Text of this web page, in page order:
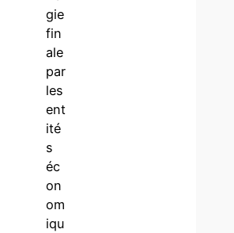
gie
fin
ale
par
les
ent
ité
s
éc
on
om
iqu